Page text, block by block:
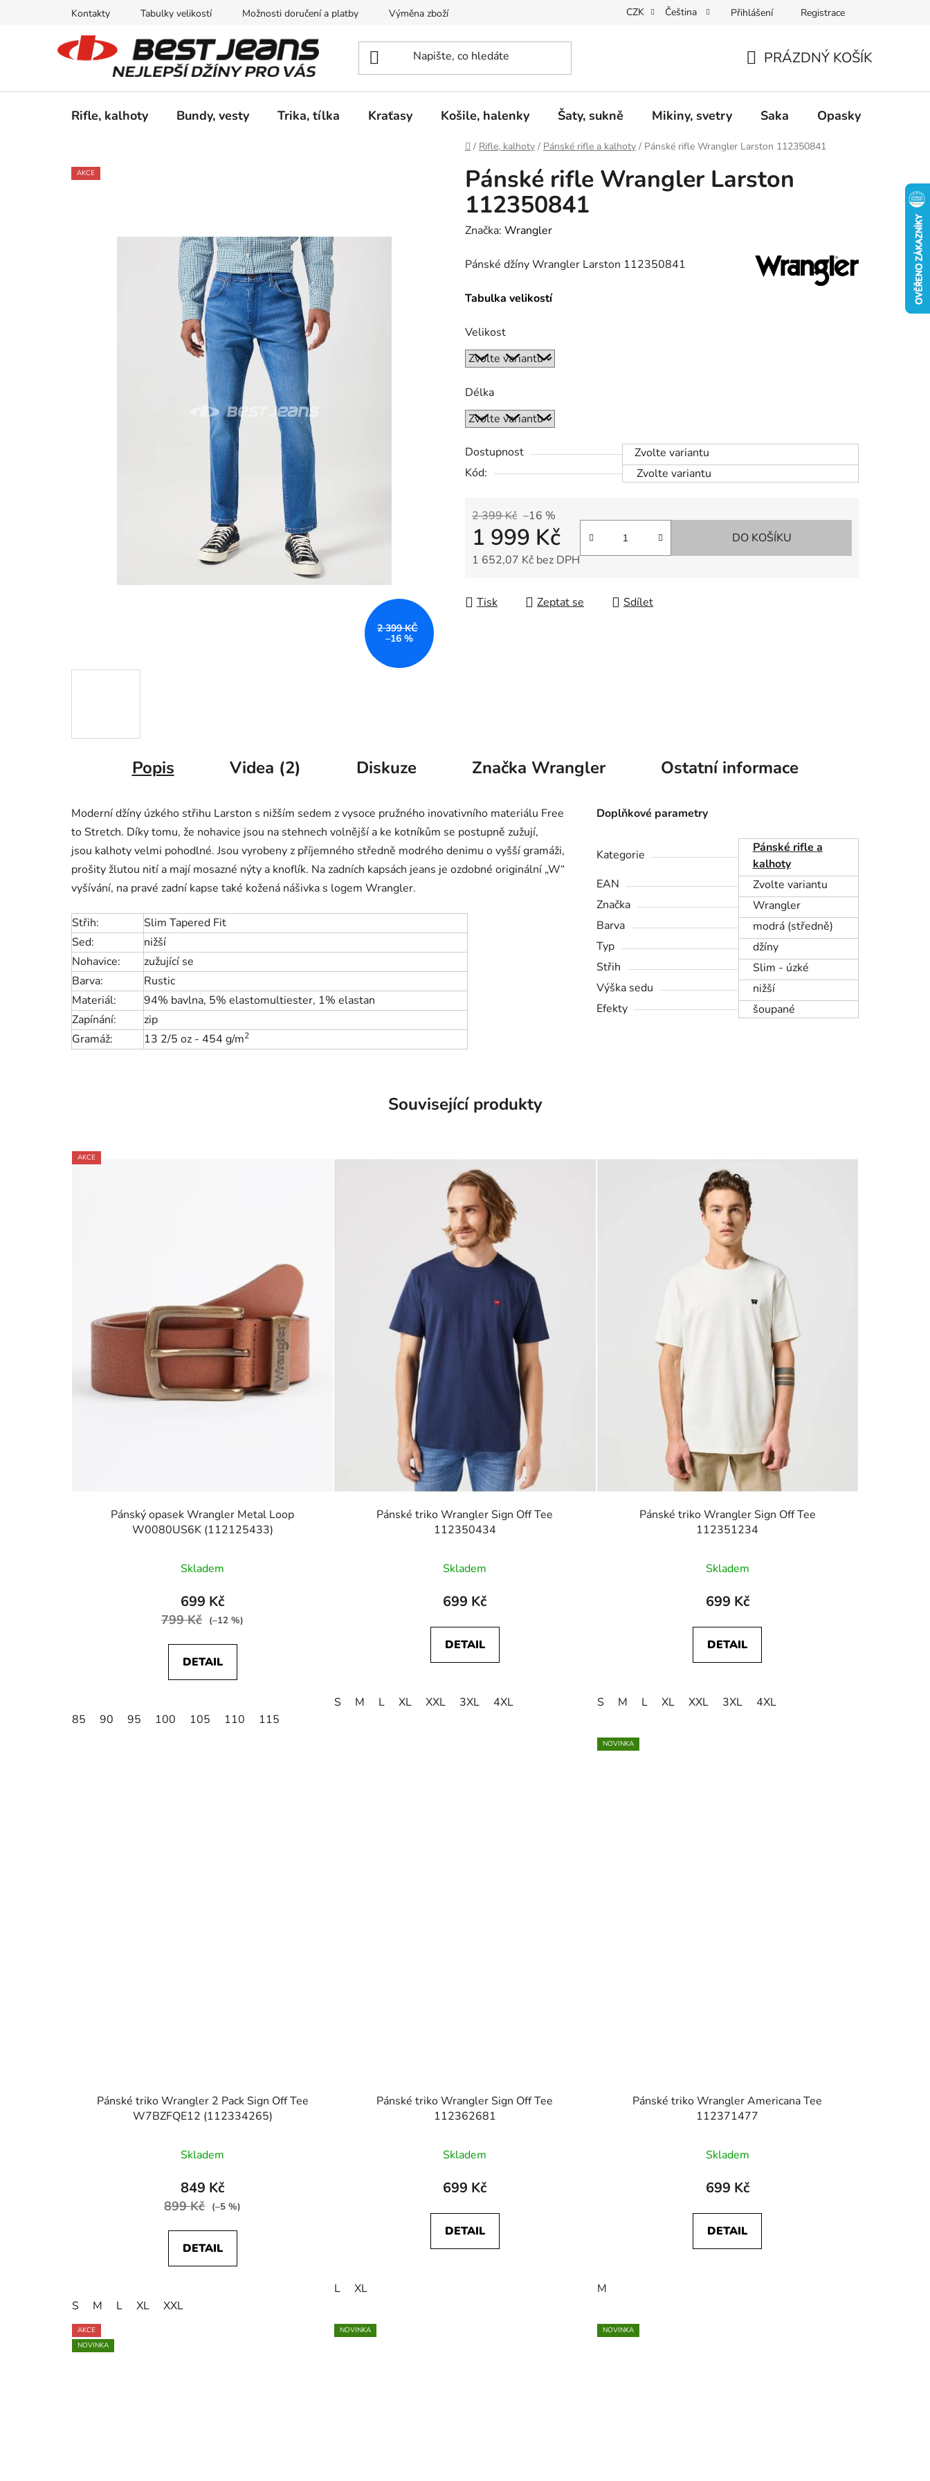
Kontakty Tabulky velikostí Možnosti doručení a platby Výměna zboží Dárkové poukazy Dostupnost Obchodní podmínky
CZK Čeština Přihlášení Registrace
KOŠÍK
PRÁZDNÝ KOŠÍK
Rifle, kalhoty Bundy, vesty Trika, tílka Kraťasy Košile, halenky Šaty, sukně Mikiny, svetry Saka Opasky
Domů
/ Rifle, kalhoty / Pánské rifle a kalhoty / Pánské rifle Wrangler Larston 112350841
Pánské rifle Wrangler Larston
112350841
Značka: Wrangler
Pánské džíny Wrangler Larston 112350841
Tabulka velikostí
Velikost
Délka
Dostupnost
Zvolte variantu
Kód:
Zvolte variantu
2 399 Kč –16 %
1 999 Kč
1 652,07 Kč bez DPH
DO KOŠÍKU
Tisk Zeptat se Sdílet
AKCE
2 399 KČ
–16 %
Popis Videa (2) Diskuze Značka Wrangler Ostatní informace
Moderní džíny úzkého střihu Larston s nižším sedem z vysoce pružného inovativního materiálu Free
to Stretch. Díky tomu, že nohavice jsou na stehnech volnější a ke kotníkům se postupně zužují,
jsou kalhoty velmi pohodlné. Jsou vyrobeny z příjemného středně modrého denimu o vyšší gramáži,
prošity žlutou nití a mají mosazné nýty a knoflík. Na zadních kapsách jeans je ozdobné originální „W“
vyšívání, na pravé zadní kapse také kožená nášivka s logem Wrangler.
Střih:
Slim Tapered Fit
Sed:
nižší
Nohavice:
zužující se
Barva:
Rustic
Materiál:
94% bavlna, 5% elastomultiester, 1% elastan
Zapínání:
zip
Gramáž:
13 2/5 oz - 454 g/m2
Doplňkové parametry
Kategorie
Pánské rifle a
kalhoty
EAN
Zvolte variantu
Značka
Wrangler
Barva
modrá (středně)
Typ
džíny
Střih
Slim - úzké
Výška sedu
nižší
Efekty
šoupané
Související produkty
AKCE
Pánský opasek Wrangler Metal Loop
W0080US6K (112125433)
Skladem
699 Kč
799 Kč (–12 %)
DETAIL
85 90 95 100 105 110 115
Pánské triko Wrangler Sign Off Tee
112350434
Skladem
699 Kč
DETAIL
S M L XL XXL 3XL 4XL
Pánské triko Wrangler Sign Off Tee
112351234
Skladem
699 Kč
DETAIL
S M L XL XXL 3XL 4XL
Pánské triko Wrangler 2 Pack Sign Off Tee
W7BZFQE12 (112334265)
Skladem
849 Kč
899 Kč (–5 %)
DETAIL
S M L XL XXL
Pánské triko Wrangler Sign Off Tee
112362681
Skladem
699 Kč
DETAIL
L XL
NOVINKA
Pánské triko Wrangler Americana Tee
112371477
Skladem
699 Kč
DETAIL
M
AKCE
NOVINKA
NOVINKA NOVINKA